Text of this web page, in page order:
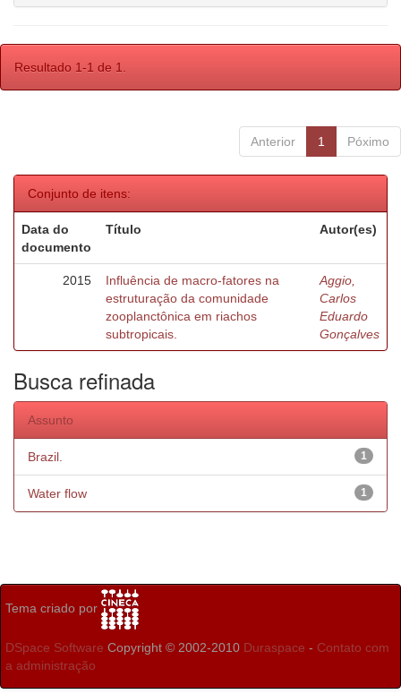
Resultado 1-1 de 1.
Anterior 1 Póximo
Conjunto de itens:
Data do
documento
Título Autor(es)
2015
Influência de macro-fatores na
estruturação da comunidade
zooplanctônica em riachos
subtropicais.
Aggio,
Carlos
Eduardo
Gonçalves
Busca refinada
Assunto
1
Brazil.
1
Water flow
Tema criado por
DSpace Software Copyright © 2002-2010 Duraspace - Contato com
a administração